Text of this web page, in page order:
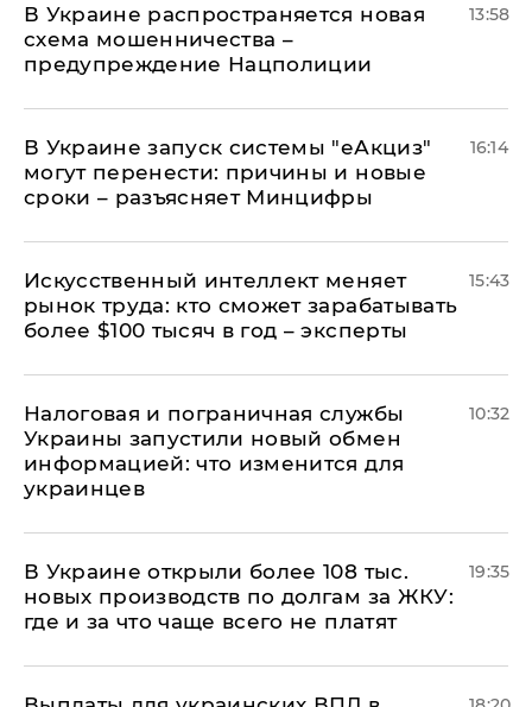
В Украине распространяется новая
схема мошенничества –
предупреждение Нацполиции
13:58
В Украине запуск системы "еАкциз"
могут перенести: причины и новые
сроки – разъясняет Минцифры
16:14
Искусственный интеллект меняет
рынок труда: кто сможет зарабатывать
более $100 тысяч в год – эксперты
15:43
Налоговая и пограничная службы
Украины запустили новый обмен
информацией: что изменится для
украинцев
10:32
В Украине открыли более 108 тыс.
новых производств по долгам за ЖКУ:
где и за что чаще всего не платят
19:35